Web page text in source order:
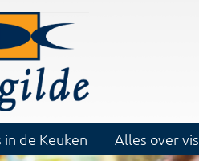
in de Keuken Alles over vis